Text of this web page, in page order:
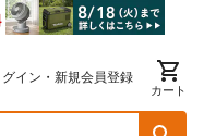
グイン・新規会員登録
カート